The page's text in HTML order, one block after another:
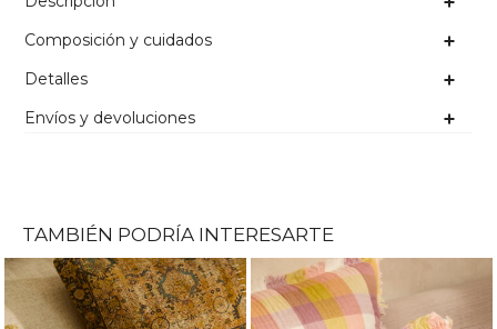
Composición y cuidados
Detalles
Envíos y devoluciones
TAMBIÉN PODRÍA INTERESARTE